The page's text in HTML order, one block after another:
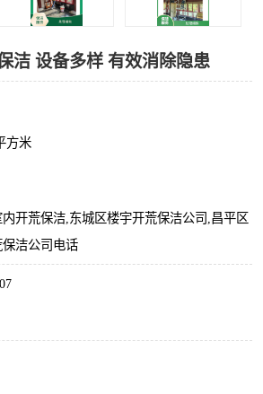
洁 设备多样 有效消除隐患
方米
开荒保洁,东城区楼宇开荒保洁公司,昌平区
洁公司电话